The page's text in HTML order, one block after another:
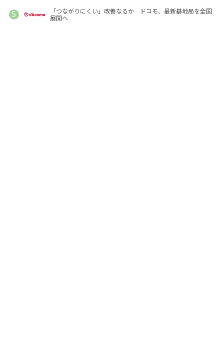
「つながりにくい」改善なるか ドコモ、最新基地局を全国
展開へ